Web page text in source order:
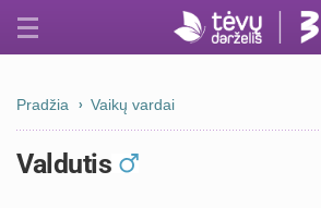
Pradžia Vaikų vardai
Valdutis